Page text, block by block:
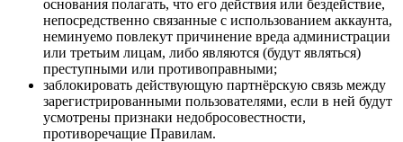
основания полагать, что его действия или бездействие,
непосредственно связанные с использованием аккаунта,
неминуемо повлекут причинение вреда администрации
или третьим лицам, либо являются (будут являться)
преступными или противоправными;
заблокировать действующую партнёрскую связь между
зарегистрированными пользователями, если в ней будут
усмотрены признаки недобросовестности,
противоречащие Правилам.